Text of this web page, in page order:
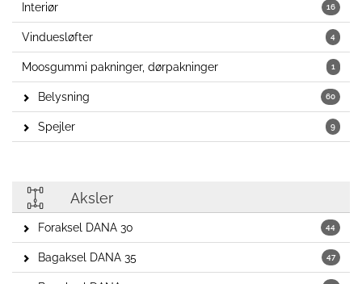
16
Interiør
4
Vinduesløfter
1
Moosgummi pakninger, dørpakninger
60
Belysning
9
Spejler
Aksler
44
Foraksel DANA 30
47
Bagaksel DANA 35